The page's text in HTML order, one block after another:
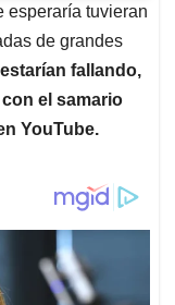
esperaría tuvieran
de grandes
fallando,
el samario
YouTube.